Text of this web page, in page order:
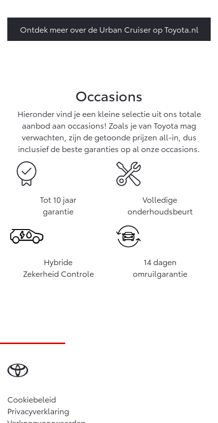
Ontdek meer over de Urban Cruiser op Toyota.nl
Occasions
Hieronder vind je een kleine selectie uit ons totale
aanbod aan occasions! Zoals je van Toyota mag
verwachten, zijn de getoonde prijzen all-in, dus
inclusief de beste garanties op al onze occasions.
Tot 10 jaar
garantie
Volledige
onderhoudsbeurt
Hybride
Zekerheid Controle
14 dagen
omruilgarantie
Cookiebeleid
Privacyverklaring